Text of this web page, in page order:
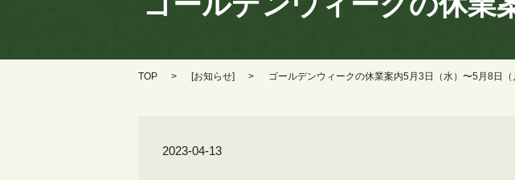
TOP [お知らせ] ゴールデンウィークの休業案内5月3日（水）〜5月8日（
2023-04-13